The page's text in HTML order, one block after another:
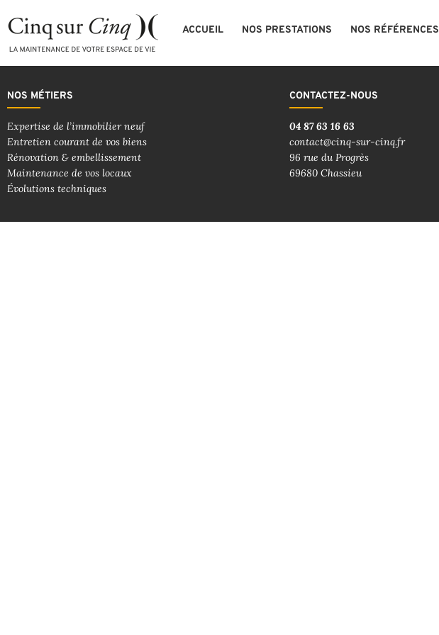
ACCUEIL NOS PRESTATIONS NOS RÉFÉRENCES
NOS MÉTIERS
Expertise de l’immobilier neuf
Entretien courant de vos biens
Rénovation & embellissement
Maintenance de vos locaux
Évolutions techniques
CONTACTEZ-NOUS
04 87 63 16 63
contact@cinq-sur-cinq.fr
96 rue du Progrès
69680 Chassieu